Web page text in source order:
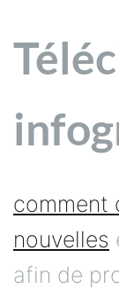
comment
nouvelles
afin de